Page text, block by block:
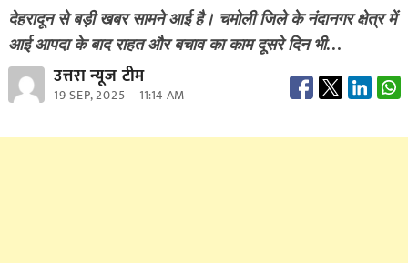
देहरादून से बड़ी खबर सामने आई है। चमोली जिले के नंदानगर क्षेत्र में
आई आपदा के बाद राहत और बचाव का काम दूसरे दिन भी…
उत्तरा न्यूज टीम
19 SEP, 2025 11:14 AM